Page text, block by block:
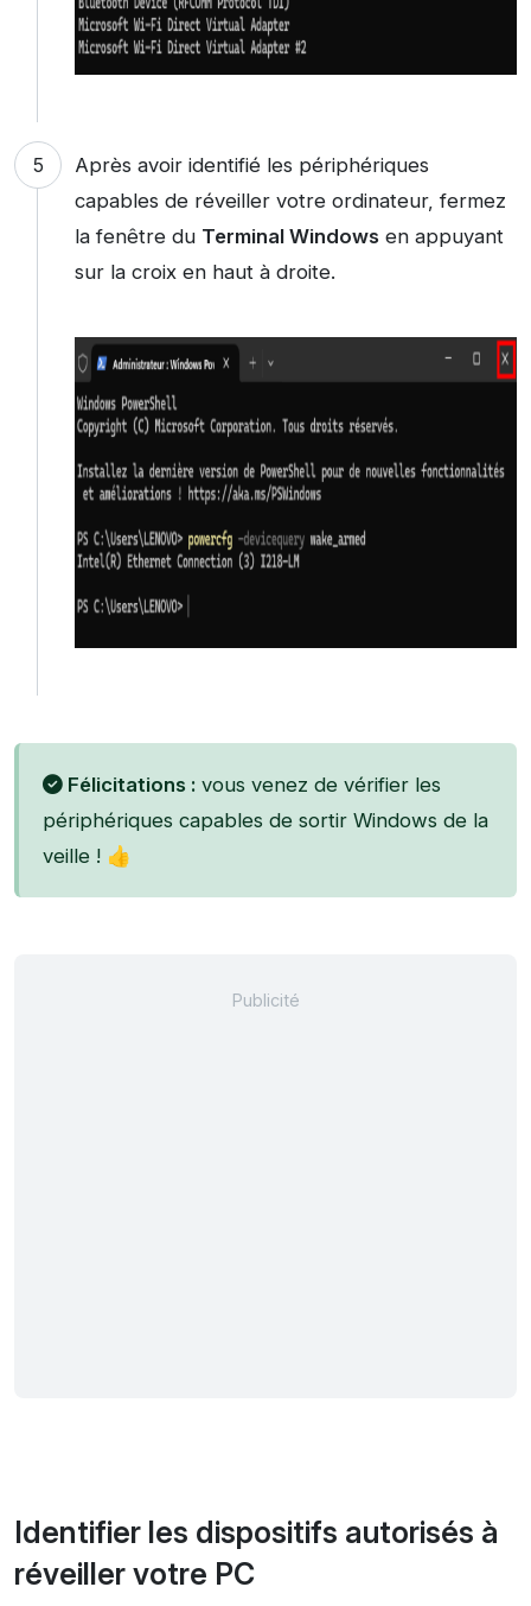
Après avoir identifié les périphériques
capables de réveiller votre ordinateur, fermez
la fenêtre du Terminal Windowsen appuyant
sur la croix en haut à droite.
Félicitations : vous venez de vérifier les
périphériques capables de sortir Windows de la
veille ! 👍
Identifier les dispositifs autorisés à
réveiller votre PC